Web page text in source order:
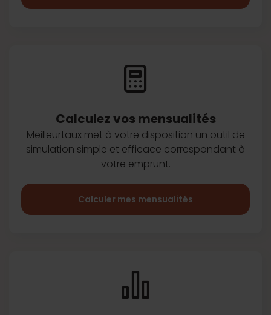
Calculez vos mensualités
Meilleurtaux met à votre disposition un outil de
simulation simple et efficace correspondant à
votre emprunt.
Calculer mes mensualités